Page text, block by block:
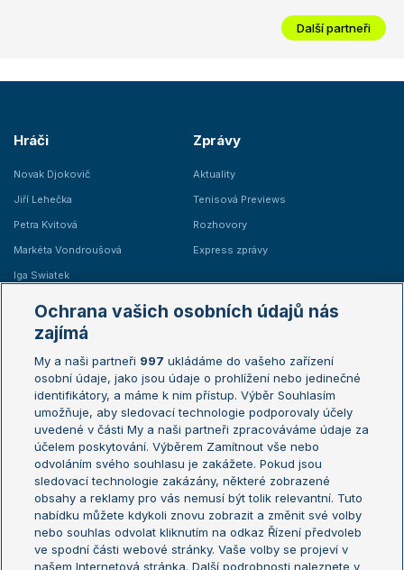
Další partneři
Hráči
Novak Djokovič
Jiří Lehečka
Petra Kvitová
Markéta Vondroušová
Iga Swiatek
Zprávy
Aktuality
Tenisová Previews
Rozhovory
Express zprávy
Žebříčky
Žebříček ATP (muži)
Žebříček WTA (ženy)
Sázkařský žebříček
Australian Open
French Open
Wimbledon
US Open
Turnaj mistrů
Turnaj mistryň
Aktualní trendy
Fotbalové přestupy
Ochrana vašich osobních údajů nás
zajímá
My a naši partneři 997 ukládáme do vašeho zařízení
osobní údaje, jako jsou údaje o prohlížení nebo jedinečné
identifikátory, a máme k nim přístup. Výběr Souhlasím
umožňuje, aby sledovací technologie podporovaly účely
uvedené v části My a naši partneři zpracováváme údaje za
účelem poskytování. Výběrem Zamítnout vše nebo
odvoláním svého souhlasu je zakážete. Pokud jsou
sledovací technologie zakázány, některé zobrazené
obsahy a reklamy pro vás nemusí být tolik relevantní. Tuto
nabídku můžete kdykoli znovu zobrazit a změnit své volby
nebo souhlas odvolat kliknutím na odkaz Řízení předvoleb
ve spodní části webové stránky. Vaše volby se projeví v
našem Internetová stránka. Další podrobnosti naleznete v